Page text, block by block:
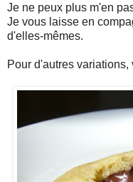
Je ne peux plus m'en
Je vous laisse en
d'elles-mêmes.
Pour d'autres variations,